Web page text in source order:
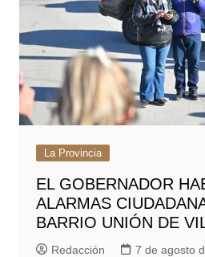
La Provincia
EL GOBERNADOR
ALARMAS
BARRIO UNIÓN DE
Redacción 7 de agosto